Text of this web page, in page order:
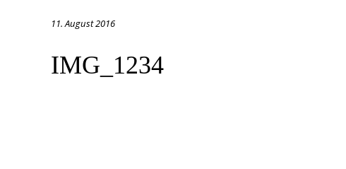
11. August 2016
IMG_1234